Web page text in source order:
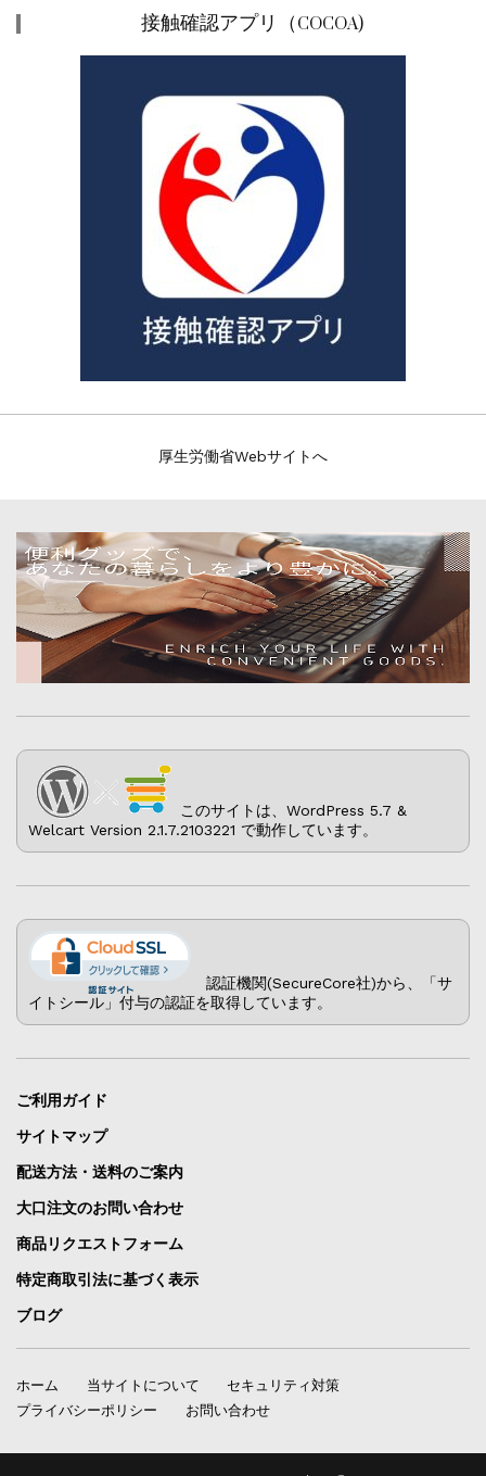
接触確認アプリ（COCOA)
厚生労働省Webサイトへ
このサイトは、WordPress 5.7 &
Welcart Version 2.1.7.2103221 で動作しています。
認証機関(SecureCore社)から、「サ
イトシール」付与の認証を取得しています。
ご利用ガイド
サイトマップ
配送方法・送料のご案内
大口注文のお問い合わせ
商品リクエストフォーム
特定商取引法に基づく表示
ブログ
ホーム 当サイトについて
セキュリティ対策
プライバシーポリシー
お問い合わせ